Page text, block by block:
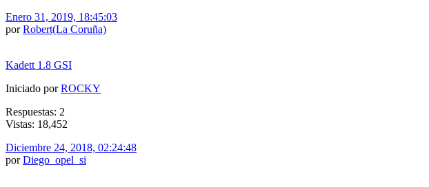
Enero 31, 2019, 18:45:03
porRobert(La Coruña)
Kadett 1.8 GSI
Iniciado porROCKY
Respuestas: 2
Vistas: 18,452
Diciembre 24, 2018, 02:24:48
porDiego_opel_si